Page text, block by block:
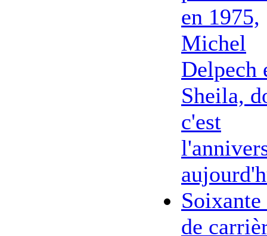
en 1975,
Michel
Delpech
Sheila,
c'est
Soixante
de